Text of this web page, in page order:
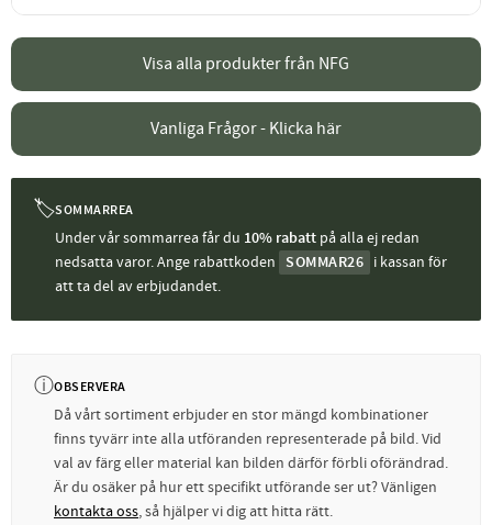
Visa alla produkter från NFG
Vanliga Frågor - Klicka här
🏷SOMMARREA
Under vår sommarrea får du 10% rabatt på alla ej redan
nedsatta varor. Ange rabattkoden
SOMMAR26 i kassan för
att ta del av erbjudandet.
ⓘOBSERVERA
Då vårt sortiment erbjuder en stor mängd kombinationer
finns tyvärr inte alla utföranden representerade på bild. Vid
val av färg eller material kan bilden därför förbli oförändrad.
Är du osäker på hur ett specifikt utförande ser ut? Vänligen
kontakta oss, så hjälper vi dig att hitta rätt.